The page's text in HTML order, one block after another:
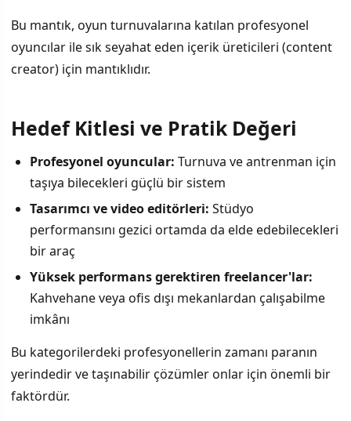
Bu mantık, oyun turnuvalarına katılan profesyonel
oyuncılar ile sık seyahat eden içerik üreticileri (content
creator) için mantıklıdır.
Hedef Kitlesi ve Pratik Değeri
Profesyonel oyuncular: Turnuva ve antrenman için
taşıya bilecekleri güçlü bir sistem
Tasarımcı ve video editörleri: Stüdyo
performansını gezici ortamda da elde edebilecekleri
bir araç
Yüksek performans gerektiren freelancer'lar:
Kahvehane veya ofis dışı mekanlardan çalışabilme
imkânı
Bu kategorilerdeki profesyonellerin zamanı paranın
yerindedir ve taşınabilir çözümler onlar için önemli bir
faktördür.